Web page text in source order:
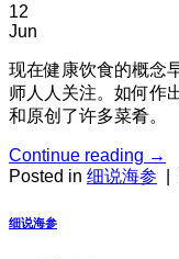
12
Jun
现在健康饮食的概念
师人人关注。如何作
和原创了许多菜肴。
Continue reading →
Posted in 细说海参
细说海参